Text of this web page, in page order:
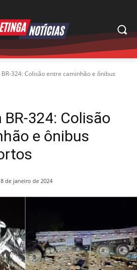
324: Colisão entre caminhão e ônibus
324: Colisão
e ônibus
8 de janeiro de 2024